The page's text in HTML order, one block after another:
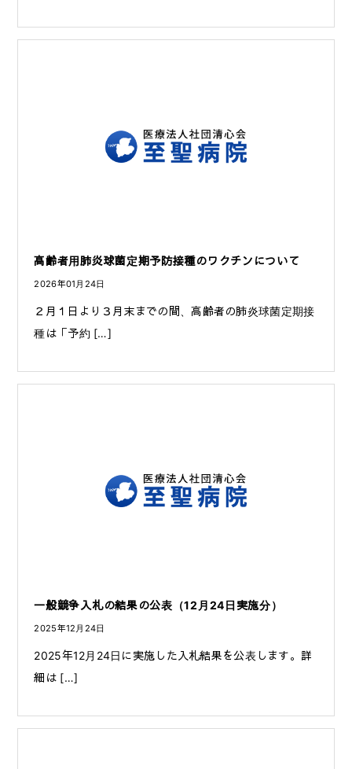
高齢者用肺炎球菌定期予防接種のワクチンについて
2026年01月24日
２月１日より３月末までの間、高齢者の肺炎球菌定期接
種は「予約 […]
一般競争入札の結果の公表（12月24日実施分）
2025年12月24日
2025年12月24日に実施した入札結果を公表します。詳
細は […]